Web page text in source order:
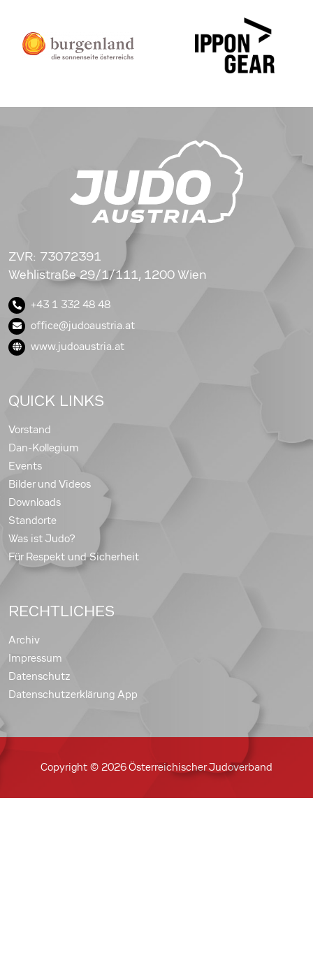
ZVR: 73072391
Wehlistraße 29/1/111, 1200 Wien
+43 1 332 48 48
office@judoaustria.at
www.judoaustria.at
QUICK LINKS
Vorstand
Dan-Kollegium
Events
Bilder und Videos
Downloads
Standorte
Was ist Judo?
Für Respekt und Sicherheit
RECHTLICHES
Archiv
Impressum
Datenschutz
Datenschutzerklärung App
Copyright © 2026 Österreichischer Judoverband